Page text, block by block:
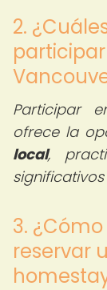
2.
Participar
ofrece la
local,
3.
reservar